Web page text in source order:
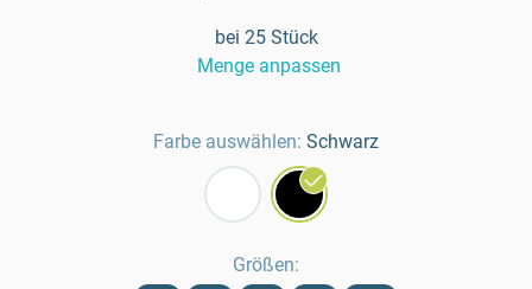
bei 25 Stück
Menge anpassen
Farbe auswählen: Schwarz
Größen: